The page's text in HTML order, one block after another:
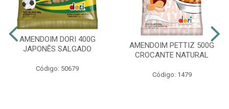
AMENDOIM DORI 400G
JAPONÊS SALGADO
Código: 50679
AMENDOIM PETTIZ 500G
CROCANTE NATURAL
Código: 1479